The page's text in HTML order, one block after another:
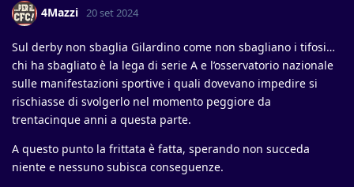
4Mazzi 20 set 2024
Sul derby non sbaglia Gilardino come non sbagliano i tifosi…
chi ha sbagliato è la lega di serie A e l’osservatorio nazionale
sulle manifestazioni sportive i quali dovevano impedire si
rischiasse di svolgerlo nel momento peggiore da
trentacinque anni a questa parte.
A questo punto la frittata è fatta, sperando non succeda
niente e nessuno subisca conseguenze.